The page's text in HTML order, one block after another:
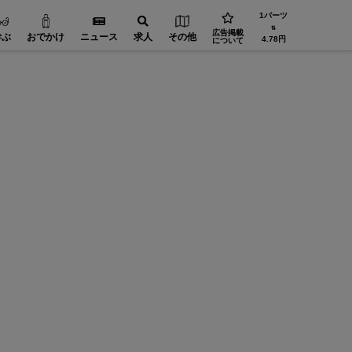
おでかけ ニュース 求人 その他
広告掲載
について
1バーツ
⇅
4.78円